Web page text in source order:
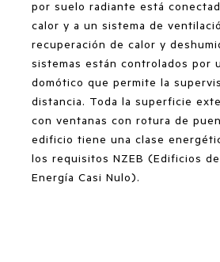
por suelo radiante está
calor y a un sistema de
recuperación de calor y
sistemas están controlados por
domótico que permite la
distancia. Toda la superficie
con ventanas con rotura de
edificio tiene una clase
los requisitos NZEB (Edificios
Energía Casi Nulo).